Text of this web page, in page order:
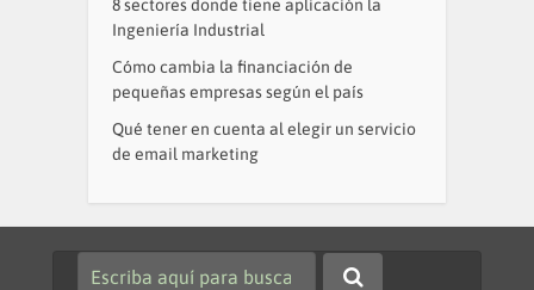
8 sectores donde tiene aplicación la
Ingeniería Industrial
Cómo cambia la financiación de
pequeñas empresas según el país
Qué tener en cuenta al elegir un servicio
de email marketing